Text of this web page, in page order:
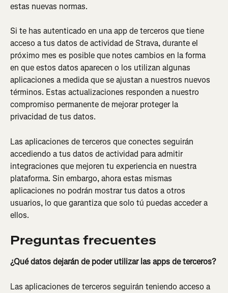
estas nuevas normas.
Si te has autenticado en una app de terceros que tiene
acceso a tus datos de actividad de Strava, durante el
próximo mes es posible que notes cambios en la forma
en que estos datos aparecen o los utilizan algunas
aplicaciones a medida que se ajustan a nuestros nuevos
términos. Estas actualizaciones responden a nuestro
compromiso permanente de mejorar proteger la
privacidad de tus datos.
Las aplicaciones de terceros que conectes seguirán
accediendo a tus datos de actividad para admitir
integraciones que mejoren tu experiencia en nuestra
plataforma. Sin embargo, ahora estas mismas
aplicaciones no podrán mostrar tus datos a otros
usuarios, lo que garantiza que solo tú puedas acceder a
ellos.
Preguntas frecuentes
¿Qué datos dejarán de poder utilizar las apps de terceros?
Las aplicaciones de terceros seguirán teniendo acceso a